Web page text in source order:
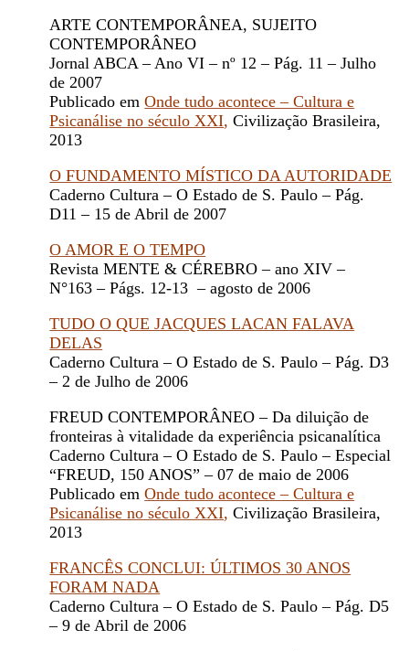
ARTE CONTEMPORÂNEA, SUJEITO
CONTEMPORÂNEO
Jornal ABCA – Ano VI – nº 12 – Pág. 11 – Julho
de 2007
Publicado emOnde tudo acontece – Cultura e
Psicanálise no século XXI, Civilização Brasileira,
2013
O FUNDAMENTO MÍSTICO DA AUTORIDADE
Caderno Cultura – O Estado de S. Paulo – Pág.
D11 – 15 de Abril de 2007
O AMOR E O TEMPO
Revista MENTE & CÉREBRO – ano XIV –
N°163 – Págs. 12-13 – agosto de 2006
TUDO O QUE JACQUES LACAN FALAVA
DELAS
Caderno Cultura – O Estado de S. Paulo – Pág. D3
– 2 de Julho de 2006
FREUD CONTEMPORÂNEO – Da diluição de
fronteiras à vitalidade da experiência psicanalítica
Caderno Cultura – O Estado de S. Paulo – Especial
“FREUD, 150 ANOS” – 07 de maio de 2006
Publicado emOnde tudo acontece – Cultura e
Psicanálise no século XXI, Civilização Brasileira,
2013
FRANCÊS CONCLUI: ÚLTIMOS 30 ANOS
FORAM NADA
Caderno Cultura – O Estado de S. Paulo – Pág. D5
– 9 de Abril de 2006